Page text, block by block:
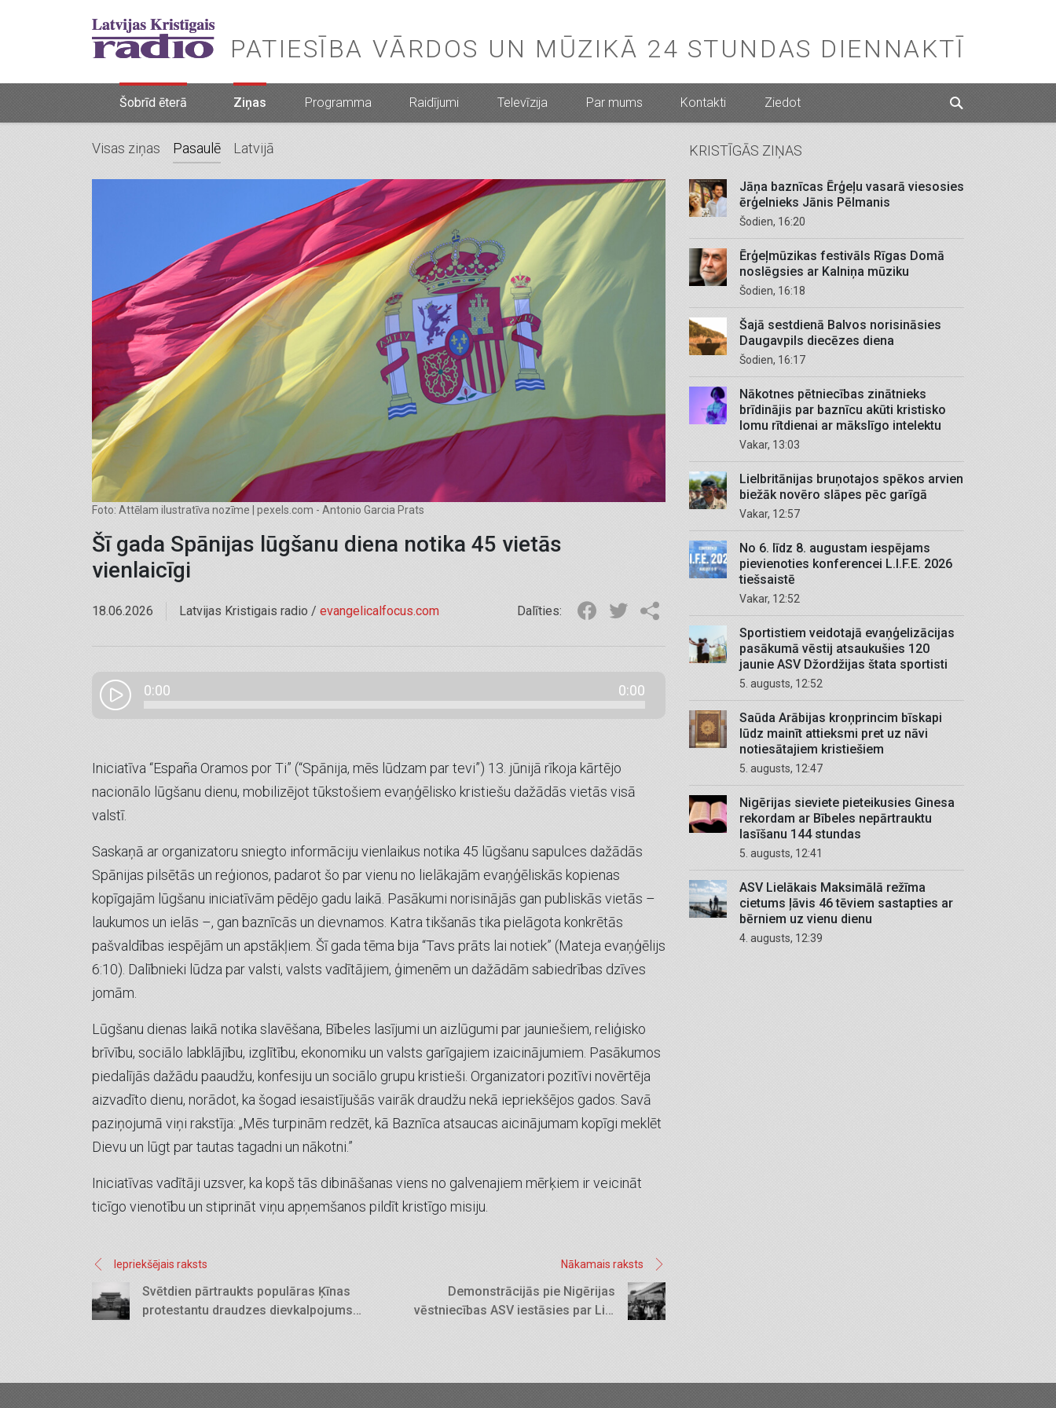
PATIESĪBA VĀRDOS UN MŪZIKĀ 24 STUNDAS DIENNAKTĪ
Šobrīd ēterā Ziņas Programma Raidījumi Televīzija Par mums Kontakti Ziedot
Visas ziņas Pasaulē Latvijā
Foto: Attēlam ilustratīva nozīme | pexels.com - Antonio Garcia Prats
Šī gada Spānijas lūgšanu diena notika 45 vietās
vienlaicīgi
18.06.2026 Latvijas Kristigais radio / evangelicalfocus.com Dalīties:
0:00 0:00
Iniciatīva “España Oramos por Ti” (“Spānija, mēs lūdzam par tevi”) 13. jūnijā rīkoja kārtējo
nacionālo lūgšanu dienu, mobilizējot tūkstošiem evaņģēlisko kristiešu dažādās vietās visā
valstī.
Saskaņā ar organizatoru sniegto informāciju vienlaikus notika 45 lūgšanu sapulces dažādās
Spānijas pilsētās un reģionos, padarot šo par vienu no lielākajām evaņģēliskās kopienas
kopīgajām lūgšanu iniciatīvām pēdējo gadu laikā. Pasākumi norisinājās gan publiskās vietās –
laukumos un ielās –, gan baznīcās un dievnamos. Katra tikšanās tika pielāgota konkrētās
pašvaldības iespējām un apstākļiem. Šī gada tēma bija “Tavs prāts lai notiek” (Mateja evaņģēlijs
6:10). Dalībnieki lūdza par valsti, valsts vadītājiem, ģimenēm un dažādām sabiedrības dzīves
jomām.
Lūgšanu dienas laikā notika slavēšana, Bībeles lasījumi un aizlūgumi par jauniešiem, reliģisko
brīvību, sociālo labklājību, izglītību, ekonomiku un valsts garīgajiem izaicinājumiem. Pasākumos
piedalījās dažādu paaudžu, konfesiju un sociālo grupu kristieši. Organizatori pozitīvi novērtēja
aizvadīto dienu, norādot, ka šogad iesaistījušās vairāk draudžu nekā iepriekšējos gados. Savā
paziņojumā viņi rakstīja: „Mēs turpinām redzēt, kā Baznīca atsaucas aicinājumam kopīgi meklēt
Dievu un lūgt par tautas tagadni un nākotni.”
Iniciatīvas vadītāji uzsver, ka kopš tās dibināšanas viens no galvenajiem mērķiem ir veicināt
ticīgo vienotību un stiprināt viņu apņemšanos pildīt kristīgo misiju.
Iepriekšējais raksts
Svētdien pārtraukts populāras Ķīnas
protestantu draudzes dievkalpojums
Nākamais raksts
Demonstrācijās pie Nigērijas
vēstniecības ASV iestāsies par Liju
KRISTĪGĀS ZIŅAS
Jāņa baznīcas Ērģeļu vasarā viesosies
ērģelnieks Jānis Pēlmanis
Šodien, 16:20
Ērģeļmūzikas festivāls Rīgas Domā
noslēgsies ar Kalniņa mūziku
Šodien, 16:18
Šajā sestdienā Balvos norisināsies
Daugavpils diecēzes diena
Šodien, 16:17
Nākotnes pētniecības zinātnieks
brīdinājis par baznīcu akūti kristisko
lomu rītdienai ar mākslīgo intelektu
Vakar, 13:03
Lielbritānijas bruņotajos spēkos arvien
biežāk novēro slāpes pēc garīgā
Vakar, 12:57
No 6. līdz 8. augustam iespējams
pievienoties konferencei L.I.F.E. 2026
tiešsaistē
Vakar, 12:52
Sportistiem veidotajā evaņģelizācijas
pasākumā vēstij atsaukušies 120
jaunie ASV Džordžijas štata sportisti
5. augusts, 12:52
Saūda Arābijas kroņprincim bīskapi
lūdz mainīt attieksmi pret uz nāvi
notiesātajiem kristiešiem
5. augusts, 12:47
Nigērijas sieviete pieteikusies Ginesa
rekordam ar Bībeles nepārtrauktu
lasīšanu 144 stundas
5. augusts, 12:41
ASV Lielākais Maksimālā režīma
cietums ļāvis 46 tēviem sastapties ar
bērniem uz vienu dienu
4. augusts, 12:39